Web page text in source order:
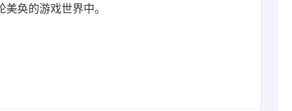
奂的游戏世界中。